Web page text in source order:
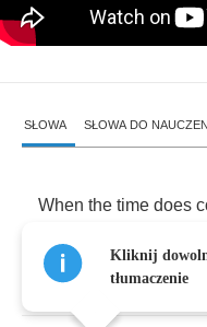
SŁOWA SŁOWA DO
When the time does
When the day does
Kliknij
tłumaczenie